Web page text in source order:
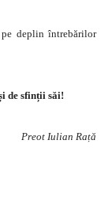
deplin întrebărilor
de sfinții săi!
Preot Iulian Rață